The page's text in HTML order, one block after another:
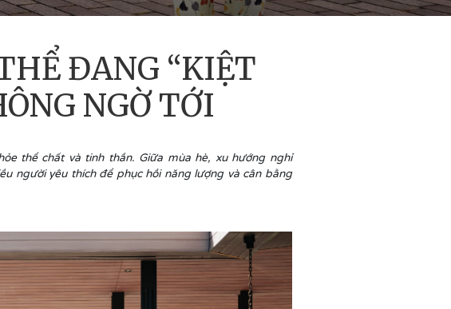
ĐANG “KIỆT
NGỜ TỚI
thể chất và tinh thần. Giữa mùa hè, xu hướng nghỉ
người yêu thích để phục hồi năng lượng và cân bằng